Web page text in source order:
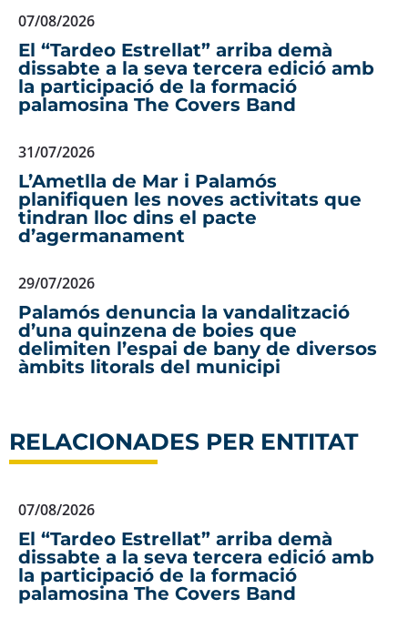
07/08/2026
El “Tardeo Estrellat” arriba demà
dissabte a la seva tercera edició amb
la participació de la formació
palamosina The Covers Band
31/07/2026
L’Ametlla de Mar i Palamós
planifiquen les noves activitats que
tindran lloc dins el pacte
d’agermanament
29/07/2026
Palamós denuncia la vandalització
d’una quinzena de boies que
delimiten l’espai de bany de diversos
àmbits litorals del municipi
RELACIONADES PER ENTITAT
07/08/2026
El “Tardeo Estrellat” arriba demà
dissabte a la seva tercera edició amb
la participació de la formació
palamosina The Covers Band